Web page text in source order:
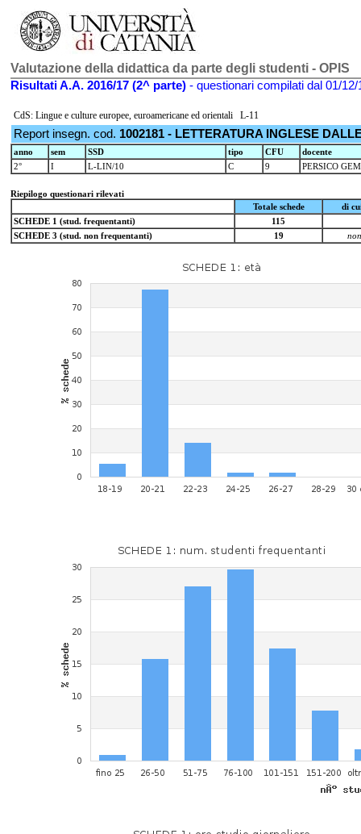
Valutazione della didattica da parte degli studenti - OPIS
Risultati A.A. 2016/17 (2^ parte) - questionari compilati dal 01/12/
CdS: Lingue e culture europee, euroamericane ed orientali L-11
Report insegn. cod. 1002181 - LETTERATURA INGLESE
anno sem SSD tipo CFU
docente
2°
I L-LIN/10 C 9 PERSICO
Riepilogo questionari rilevati
Totale schede
di
SCHEDE 1 (stud. frequentanti)
115
SCHEDE 3 (stud. non frequentanti)
19